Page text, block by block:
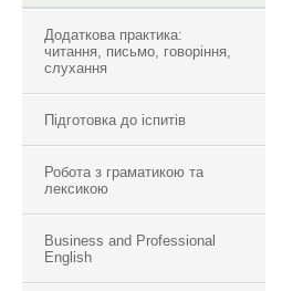
Додаткова практика:
читання, письмо, говоріння,
слухання
Підготовка до іспитів
Робота з граматикою та
лексикою
Business and Professional
English